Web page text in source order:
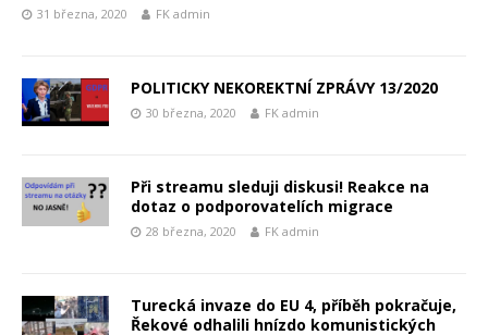
31 března, 2020 FK admin
POLITICKY NEKOREKTNÍ ZPRÁVY 13/2020
30 března, 2020 FK admin
Při streamu sleduji diskusi! Reakce na
dotaz o podporovatelích migrace
28 března, 2020 FK admin
Turecká invaze do EU 4, příběh pokračuje,
Řekové odhalili hnízdo komunistických